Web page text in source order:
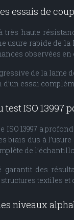
essais de
très haute
usure rapide de
observées
de la
d’un essai
test ISO 13997
ISO 13997 a
biais dus à
de
garantit des
textiles
niveaux